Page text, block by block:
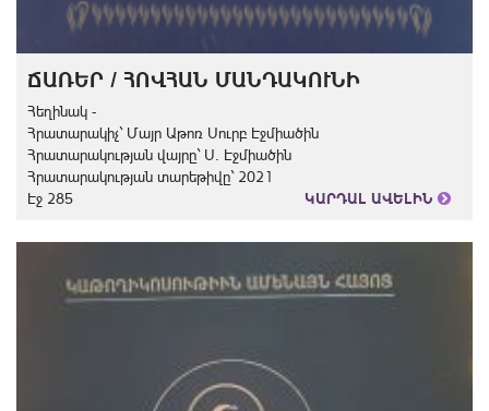
ՃԱՌԵՐ / ՀՈՎՀԱՆ ՄԱՆԴԱԿՈՒՆԻ
Հեղինակ -
Հրատարակիչ` Մայր Աթոռ Սուրբ Էջմիածին
Հրատարակության վայրը` Ս. Էջմիածին
Հրատարակության տարեթիվը` 2021
Էջ 285
ԿԱՐԴԱԼ ԱՎԵԼԻՆ